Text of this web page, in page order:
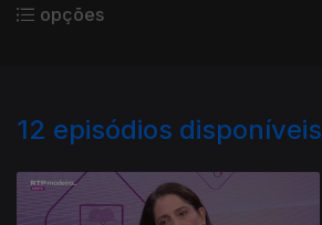
opções
12 episódios disponíveis